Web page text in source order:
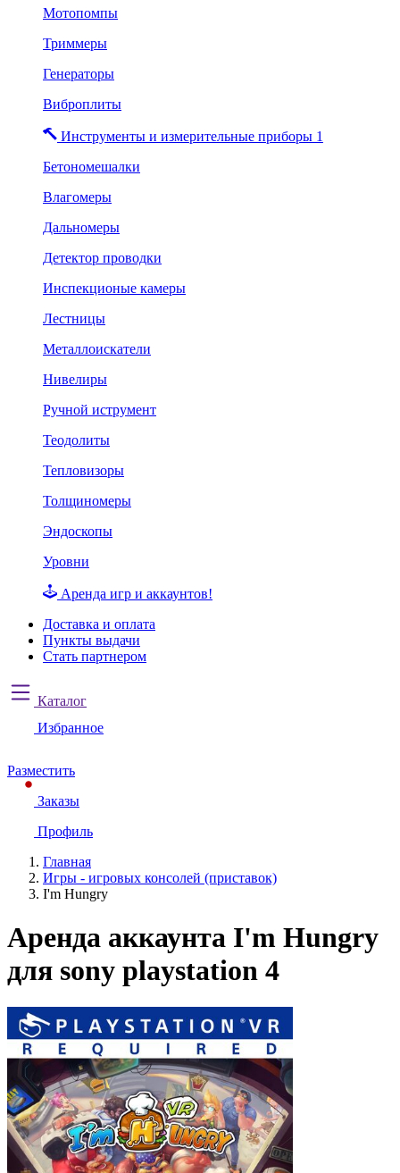
Мотопомпы
Триммеры
Генераторы
Виброплиты
Инструменты и измерительные приборы 1
Бетономешалки
Влагомеры
Дальномеры
Детектор проводки
Инспекционые камеры
Лестницы
Металлоискатели
Нивелиры
Ручной иструмент
Теодолиты
Тепловизоры
Толщиномеры
Эндоскопы
Уровни
Аренда игр и аккаунтов!
Доставка и оплата
Пункты выдачи
Стать партнером
Каталог
Избранное
Разместить
Заказы
Профиль
Главная
Игры - игровых консолей (приставок)
I'm Hungry
Аренда аккаунта I'm Hungry
для sony playstation 4